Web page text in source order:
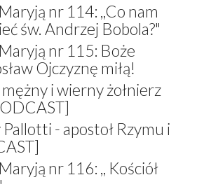
nr 114: ,,Co nam
św. Andrzej Bobola?"
nr 115: Boże
Ojczyznę miłą!
i wierny żołnierz
- apostoł Rzymu i
nr 116: ,, Kościół